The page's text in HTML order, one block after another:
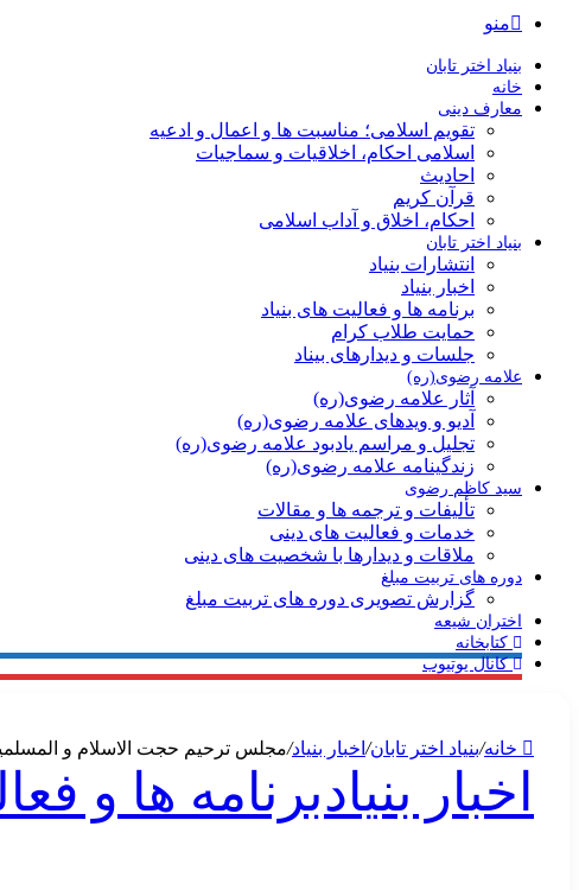
منو
بنیاد اختر تابان
خانه
معارف دینی
تقویم اسلامی؛ مناسبت ها و اعمال و ادعیه
اسلامی احکام، اخلاقیات و سماجیات
احادیث
قرآن کریم
احکام، اخلاق و آداب اسلامی
بنیاد اختر تابان
انتشارات بنیاد
اخبار بنیاد
برنامه ها و فعالیت های بنیاد
حمایت طلاب کرام
جلسات و دیدارهای بیناد
علامه رضوی(ره)
آثار علامه رضوی(ره)
آدیو و ویدهای علامه رضوی(ره)
تجلیل و مراسم یادبود علامه رضوی(ره)
زندگینامه علامه رضوی(ره)
سید کاظم رضوی
تألیفات و ترجمه ها و مقالات
خدمات و فعالیت های دینی
ملاقات و دیدارها با شخصیت های دینی
دوره های تربیت مبلغ
گزارش تصویری دوره های تربیت مبلغ
اختران شیعه
کتابخانه
کانال یوتیوب
خانه/بنیاد اختر تابان/ اخبار بنیاد/مجلس ترحیم حجت الاسلام و
اخبار بنیادبرنامه ها و